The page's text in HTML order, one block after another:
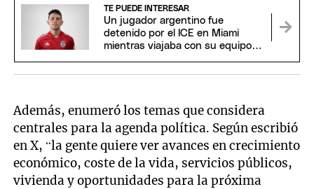
TE PUEDE INTERESAR
Un jugador argentino fue
detenido por el ICE en Miami
mientras viajaba con su equipo
Además, enumeró los temas que considera
centrales para la agenda política. Según escribió
en X, “la gente quiere ver avances en crecimiento
económico, coste de la vida, servicios públicos,
vivienda y oportunidades para la próxima